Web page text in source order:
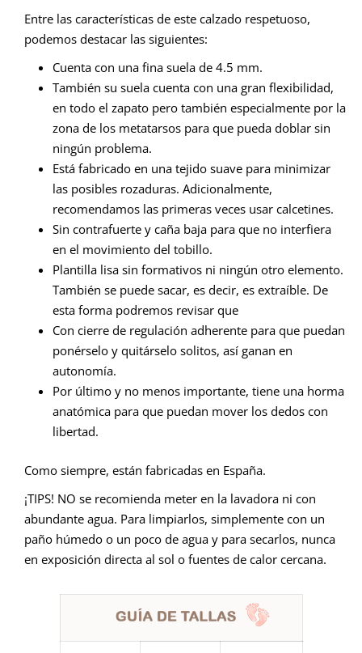
Entre las características de este calzado respetuoso,
podemos destacar las siguientes:
Cuenta con una fina suela de 4.5 mm.
También su suela cuenta con una gran flexibilidad,
en todo el zapato pero también especialmente por la
zona de los metatarsos para que pueda doblar sin
ningún problema.
Está fabricado en una tejido suave para minimizar
las posibles rozaduras. Adicionalmente,
recomendamos las primeras veces usar calcetines.
Sin contrafuerte y caña baja para que no interfiera
en el movimiento del tobillo.
Plantilla lisa sin formativos ni ningún otro elemento.
También se puede sacar, es decir, es extraíble. De
esta forma podremos revisar que
Con cierre de regulación adherente para que puedan
ponérselo y quitárselo solitos, así ganan en
autonomía.
Por último y no menos importante, tiene una horma
anatómica para que puedan mover los dedos con
libertad.
Como siempre, están fabricadas en España.
¡TIPS! NO se recomienda meter en la lavadora ni con
abundante agua. Para limpiarlos, simplemente con un
paño húmedo o un poco de agua y para secarlos, nunca
en exposición directa al sol o fuentes de calor cercana.